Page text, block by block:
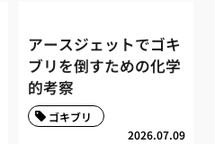
アースジェットでゴキ
ブリを倒すための化学
的考察
2026.07.09
ゴキブリ